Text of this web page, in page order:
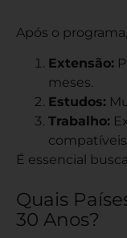
Após o
Extensão:
meses.
Estudos:
Trabalho:
É essencial
Quais
30 Anos?